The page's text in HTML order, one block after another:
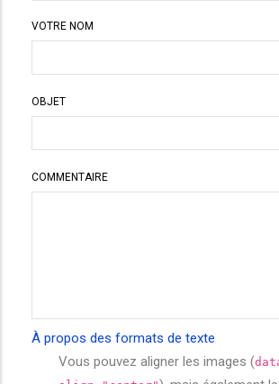
VOTRE NOM
OBJET
COMMENTAIRE
À propos des formats de texte
Vous pouvez aligner les images (